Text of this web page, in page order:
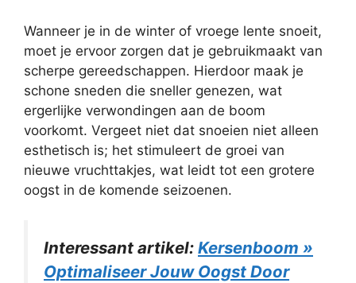
Wanneer je in de winter of vroege lente snoeit,
moet je ervoor zorgen dat je gebruikmaakt van
scherpe gereedschappen. Hierdoor maak je
schone sneden die sneller genezen, wat
ergerlijke verwondingen aan de boom
voorkomt. Vergeet niet dat snoeien niet alleen
esthetisch is; het stimuleert de groei van
nieuwe vruchttakjes, wat leidt tot een grotere
oogst in de komende seizoenen.
Interessant artikel: Kersenboom »
Optimaliseer Jouw Oogst Door